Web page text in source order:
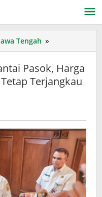
Tengah »
Tengah
Rantai
Pasok,
Dijaga
Tetap
Terjangkau
Pasok, Harga
Terjangkau